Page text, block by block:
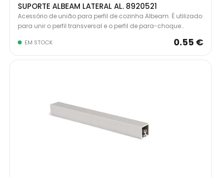
SUPORTE ALBEAM LATERAL AL. 8920521
Acessório de união para perfil de cozinha Albeam. É utilizado
para unir o perfil transversal e o perfil de para-choque
EM STOCK 0.55 €